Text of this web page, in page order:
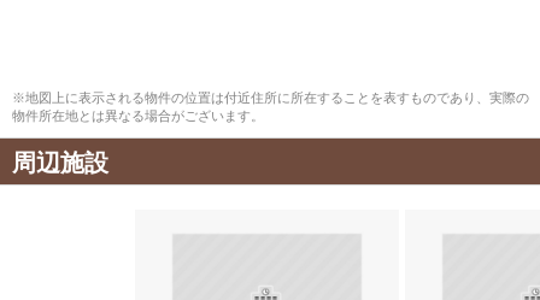
※地図上に表示される物件の位置は付近住所に所在することを表すものであり、実際の
物件所在地とは異なる場合がございます。
周辺施設